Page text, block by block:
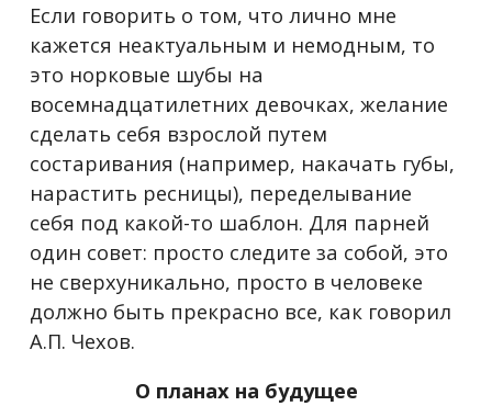
Если говорить о том, что лично мне
кажется неактуальным и немодным, то
это норковые шубы на
восемнадцатилетних девочках, желание
сделать себя взрослой путем
состаривания (например, накачать губы,
нарастить ресницы), переделывание
себя под какой-то шаблон. Для парней
один совет: просто следите за собой, это
не сверхуникально, просто в человеке
должно быть прекрасно все, как говорил
А.П. Чехов.
О планах на будущее